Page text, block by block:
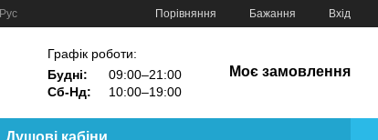
Рус Порівняння Бажання Вхід
Графік роботи:
Будні:
09:00–21:00
Сб-Нд:
10:00–19:00
Моє замовлення
Душові кабіни